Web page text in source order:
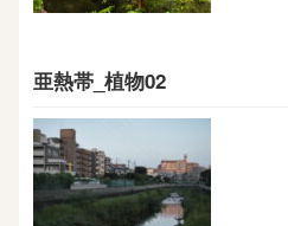
亜熱帯_植物02